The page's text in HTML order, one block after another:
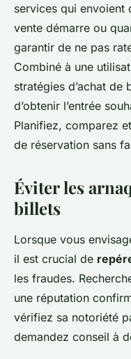
services qui envoient
vente démarre ou
garantir de ne pas
Combiné à une
stratégies d’achat de
d’obtenir l’entrée
Planifiez, comparez
de réservation sans
Éviter les
billets
Lorsque vous
il est crucial de
les fraudes.
une réputation
vérifiez sa notoriété
demandez conseil à